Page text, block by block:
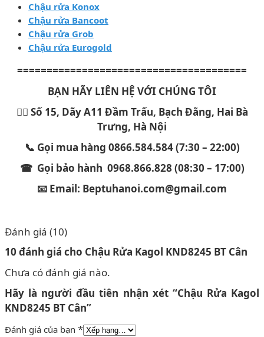
Chậu rửa Konox
Chậu rửa Bancoot
Chậu rửa Grob
Chậu rửa Eurogold
=======================================
BẠN HÃY LIÊN HỆ VỚI CHÚNG TÔI
🏳️‍🌈 Số 15, Dãy A11 Đầm Trấu, Bạch Đằng, Hai Bà
Trưng, Hà Nội
📞 Gọi mua hàng 0866.584.584 (7:30 – 22:00)
☎ Gọi bảo hành 0968.866.828 (08:30 – 17:00)
📧 Email: Beptuhanoi.com@gmail.com
Đánh giá (10)
10 đánh giá cho Chậu Rửa Kagol KND8245 BT Cân
Chưa có đánh giá nào.
Hãy là người đầu tiên nhận xét “Chậu Rửa Kagol
KND8245 BT Cân”
Đánh giá của bạn *